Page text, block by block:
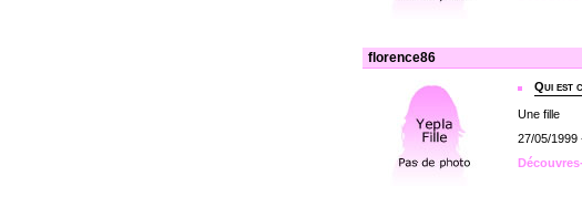
florence86
Qui est
Une fille
27/05/1999